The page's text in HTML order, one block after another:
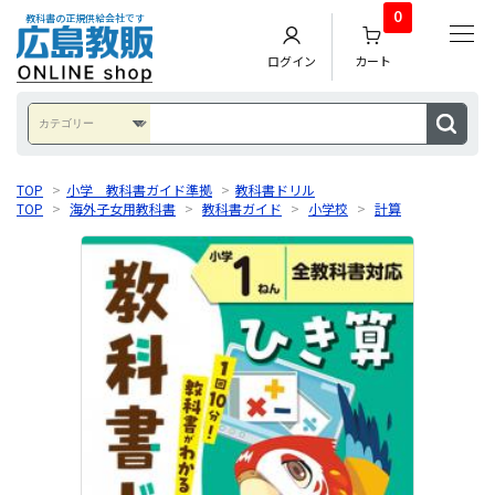
教科書の正規供給会社です
ログイン カート
0
TOP > 小学 教科書ガイド準拠 > 教科書ドリル
TOP > 海外子女用教科書 > 教科書ガイド > 小学校 > 計算